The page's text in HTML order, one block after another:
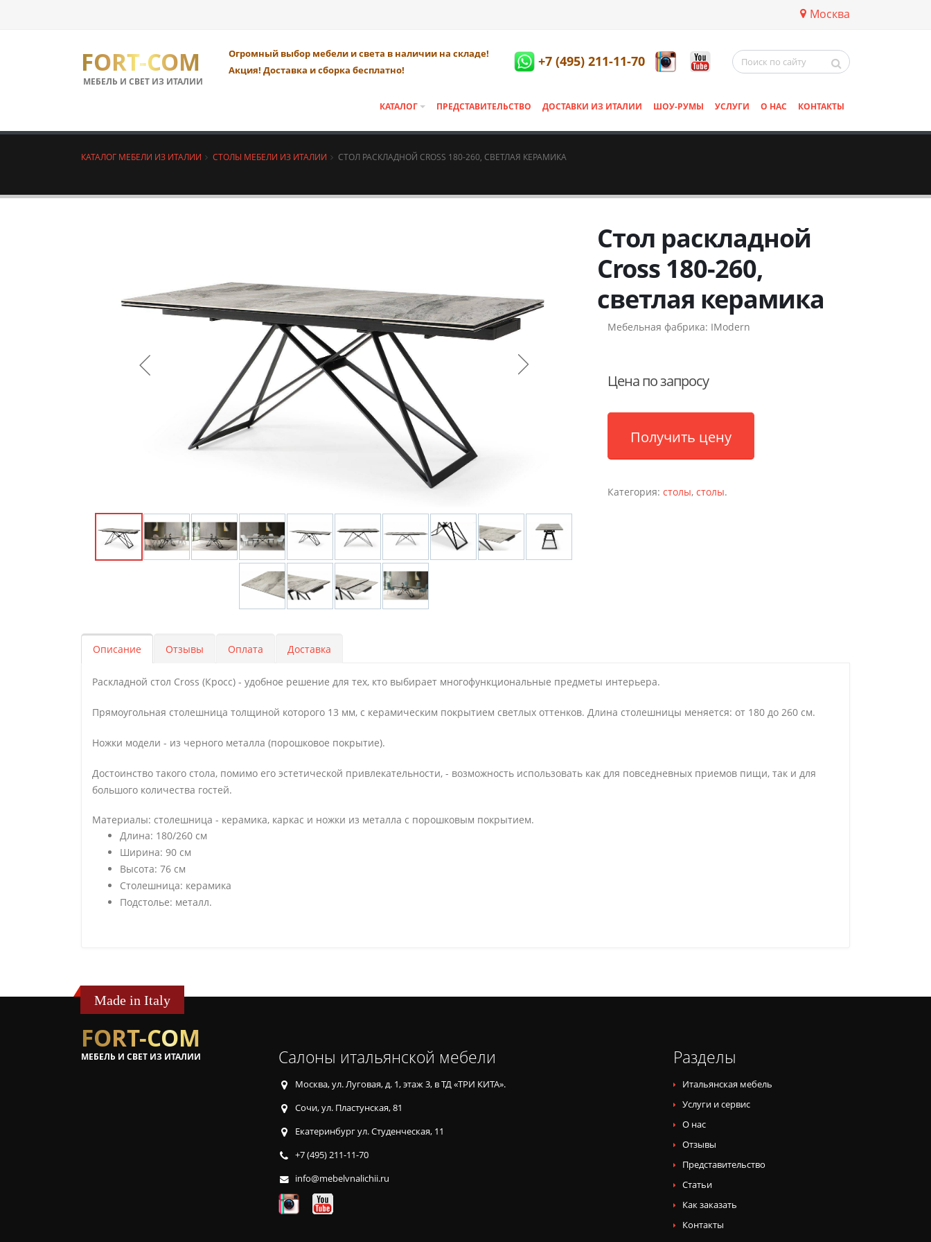
Москва
FORT-COM
МЕБЕЛЬ И СВЕТ ИЗ ИТАЛИИ
Огромный выбор мебели и света в наличии на складе!
Акция! Доставка и сборка бесплатно!
+7 (495) 211-11-70
КАТАЛОГ ПРЕДСТАВИТЕЛЬСТВО ДОСТАВКИ ИЗ ИТАЛИИ ШОУ-РУМЫ УСЛУГИ О НАС КОНТАКТЫ
КАТАЛОГ МЕБЕЛИ ИЗ ИТАЛИИ СТОЛЫ МЕБЕЛИ ИЗ ИТАЛИИ СТОЛ РАСКЛАДНОЙ CROSS 180-260, СВЕТЛАЯ КЕРАМИКА
Стол раскладной
Cross 180-260,
светлая керамика
Мебельная фабрика: IModern
Цена по запросу
Получить цену
Категория: столы, столы.
Описание Отзывы Оплата Доставка
Раскладной стол Cross (Кросс) - удобное решение для тех, кто выбирает многофункциональные предметы интерьера.
Прямоугольная столешница толщиной которого 13 мм, с керамическим покрытием светлых оттенков. Длина столешницы меняется: от 180 до 260 см.
Ножки модели - из черного металла (порошковое покрытие).
Достоинство такого стола, помимо его эстетической привлекательности, - возможность использовать как для повседневных приемов пищи, так и для
большого количества гостей.
Материалы: столешница - керамика, каркас и ножки из металла с порошковым покрытием.
Длина: 180/260 см
Ширина: 90 см
Высота: 76 см
Столешница: керамика
Подстолье: металл.
Made in Italy
FORT-COM
МЕБЕЛЬ И СВЕТ ИЗ ИТАЛИИ Салоны итальянской мебели
Москва, ул. Луговая, д. 1, этаж 3, в ТД «ТРИ КИТА».
Сочи, ул. Пластунская, 81
Екатеринбург ул. Студенческая, 11
+7 (495) 211-11-70
info@mebelvnalichii.ru
Разделы
Итальянская мебель
Услуги и сервис
О нас
Отзывы
Представительство
Статьи
Как заказать
Контакты